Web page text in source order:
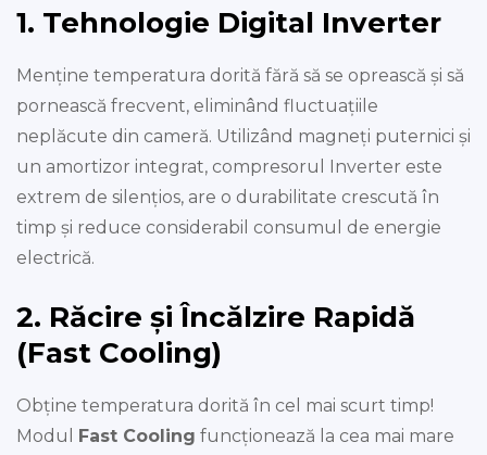
1. Tehnologie Digital Inverter
Menține temperatura dorită fără să se oprească și să
pornească frecvent, eliminând fluctuațiile
neplăcute din cameră. Utilizând magneți puternici și
un amortizor integrat, compresorul Inverter este
extrem de silențios, are o durabilitate crescută în
timp și reduce considerabil consumul de energie
electrică.
2. Răcire și Încălzire Rapidă
(Fast Cooling)
Obține temperatura dorită în cel mai scurt timp!
Modul Fast Cooling funcționează la cea mai mare